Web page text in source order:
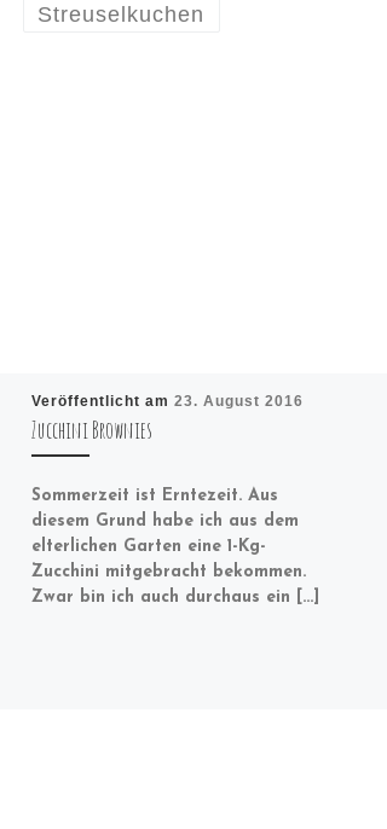
Streuselkuchen
Veröffentlicht am 23. August 2016
Zucchini Brownies
Sommerzeit ist Erntezeit. Aus
diesem Grund habe ich aus dem
elterlichen Garten eine 1-Kg-
Zucchini mitgebracht bekommen.
Zwar bin ich auch durchaus ein […]